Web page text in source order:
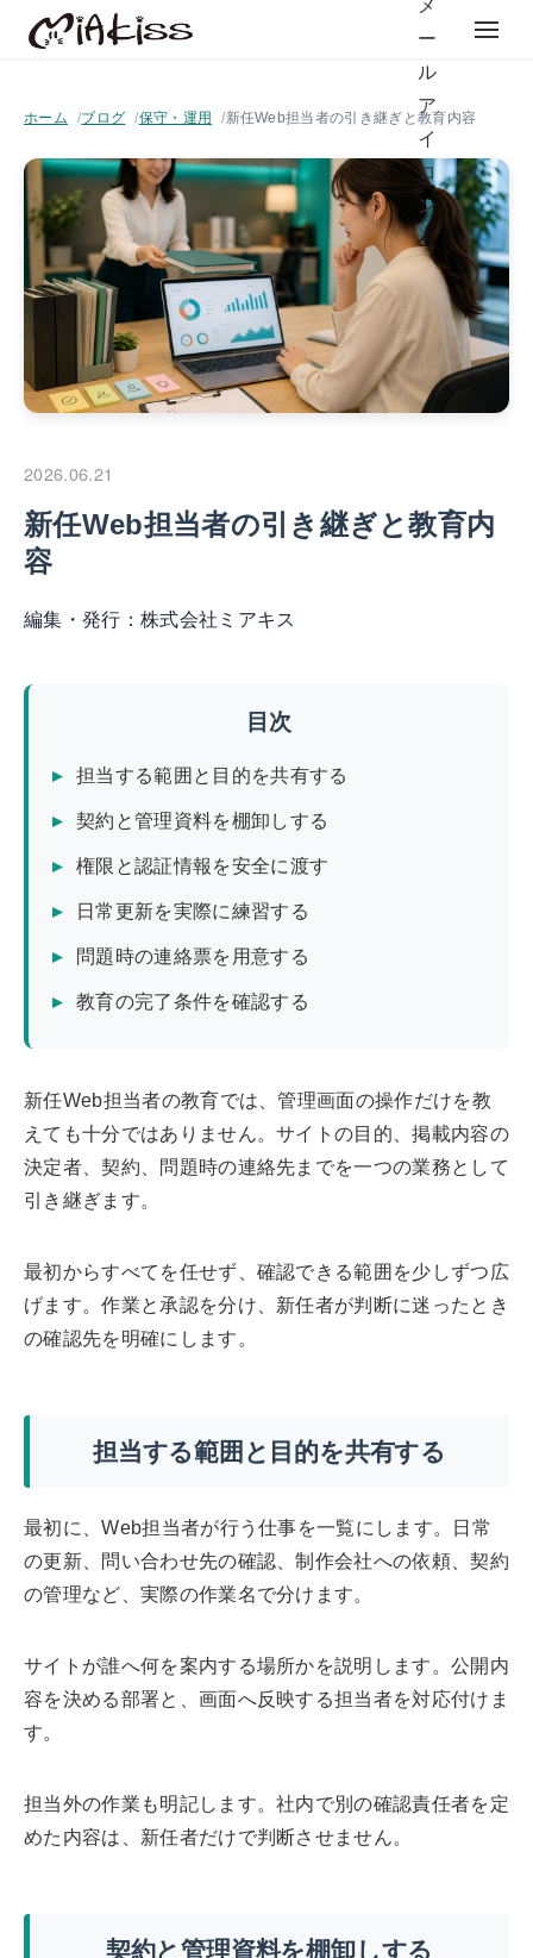
ホーム ブログ 保守・運用 新任Web担当者の引き継ぎと教育内容
2026.06.21
新任Web担当者の引き継ぎと教育内
容
編集・発行： 株式会社ミアキス
目次
担当する範囲と目的を共有する
契約と管理資料を棚卸しする
権限と認証情報を安全に渡す
日常更新を実際に練習する
問題時の連絡票を用意する
教育の完了条件を確認する
新任Web担当者の教育では、管理画面の操作だけを教
えても十分ではありません。サイトの目的、掲載内容の
決定者、契約、問題時の連絡先までを一つの業務として
引き継ぎます。
最初からすべてを任せず、確認できる範囲を少しずつ広
げます。作業と承認を分け、新任者が判断に迷ったとき
の確認先を明確にします。
担当する範囲と目的を共有する
最初に、Web担当者が行う仕事を一覧にします。日常
の更新、問い合わせ先の確認、制作会社への依頼、契約
の管理など、実際の作業名で分けます。
サイトが誰へ何を案内する場所かを説明します。公開内
容を決める部署と、画面へ反映する担当者を対応付けま
す。
担当外の作業も明記します。社内で別の確認責任者を定
めた内容は、新任者だけで判断させません。
契約と管理資料を棚卸しする